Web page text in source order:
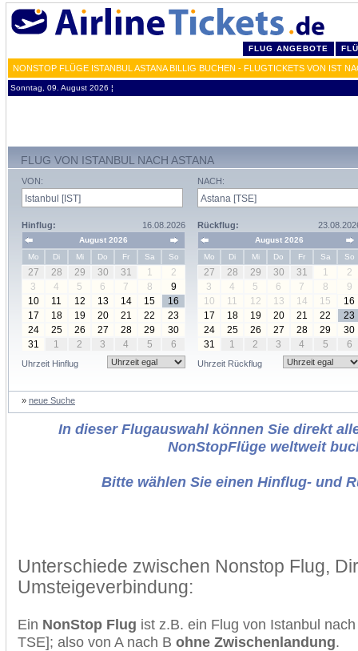
FLUG ANGEBOTE
NONSTOP FLÜGE ISTANBUL ASTANA BILLIG BUCHEN - FLUGTICKETS VON IST
Sonntag, 09. August 2026 ¦
FLUG VON ISTANBUL NACH ASTANA
VON:
Hinflug: 16.08.2026
August 2026
Mo
Di Mi Do Fr Sa So
27 28 29 30 31 1
2
3
4 5 6 7 8
9
10
11 12 13 14 15
16
17
18 19 20 21 22
23
24
25 26 27 28 29
30
31
1 2 3 4 5 6
Uhrzeit Hinflug
NACH:
Rückflug:
August 2026
Mo
Di Mi Do Fr Sa So
27 28 29 30 31 1
2
3
4 5 6 7 8
9
10
11 12 13 14 15
16
17
18 19 20 21 22
23
24
25 26 27 28 29
30
31
1 2 3 4 5 6
Uhrzeit Rückflug
» neue Suche
In dieser Flugauswahl können Sie direkt
NonStopFlüge weltweit
Bitte wählen Sie einen Hinflug- und
Unterschiede zwischen Nonstop Flug,
Umsteigeverbindung:
Ein NonStop Flug ist z.B. ein Flug von Istanbul
TSE]; also von A nach B ohne Zwischenlandung.